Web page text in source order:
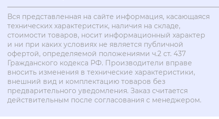
Вся представленная на сайте информация, касающаяся
технических характеристик, наличия на складе,
стоимости товаров, носит информационный характер
и ни при каких условиях не является публичной
офертой, определяемой положениями ч.2 ст. 437
Гражданского кодекса РФ. Производители вправе
вносить изменения в технические характеристики,
внешний вид и комплектацию товаров без
предварительного уведомления. Заказ считается
действительным после согласования с менеджером.